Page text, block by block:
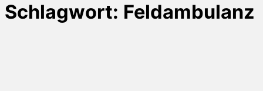
Schlagwort: Feldambulanz